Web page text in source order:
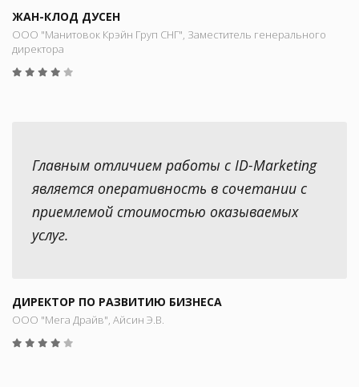
ЖАН-КЛОД ДУСЕН
ООО "Манитовок Крэйн Груп СНГ", Заместитель генерального
директора
Главным отличием работы с ID-Marketing
является оперативность в сочетании с
приемлемой стоимостью оказываемых
услуг.
ДИРЕКТОР ПО РАЗВИТИЮ БИЗНЕСА
ООО "Мега Драйв", Айсин Э.В.